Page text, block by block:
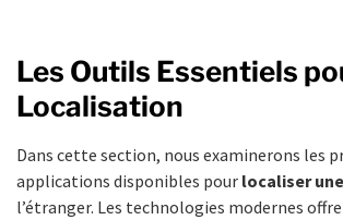
Les Outils Essentiels
Localisation
Dans cette section, nous examinerons les
applications disponibles pour localiser
l’étranger. Les technologies modernes